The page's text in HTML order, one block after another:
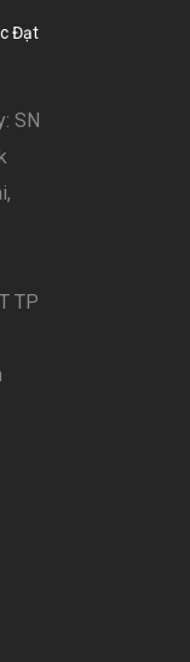
Đạt
SN
TP